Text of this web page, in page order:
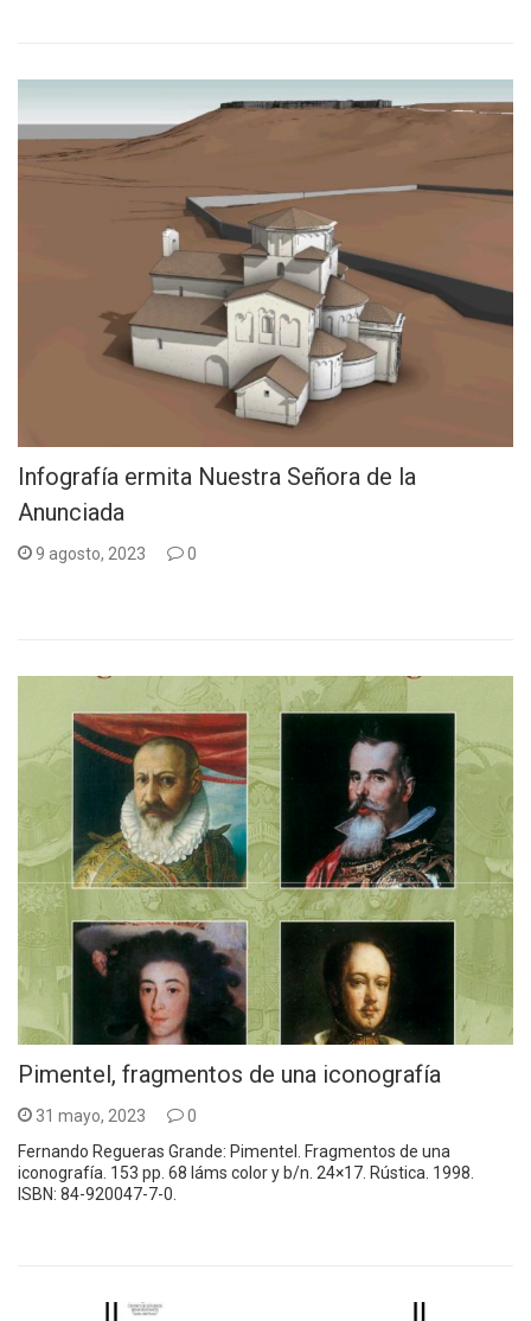
Infografía ermita Nuestra Señora de la
Anunciada
9 agosto, 2023 0
Pimentel, fragmentos de una iconografía
31 mayo, 2023
0
Fernando Regueras Grande: Pimentel. Fragmentos de una
iconografía. 153 pp. 68 láms color y b/n. 24×17. Rústica. 1998.
ISBN: 84-920047-7-0.